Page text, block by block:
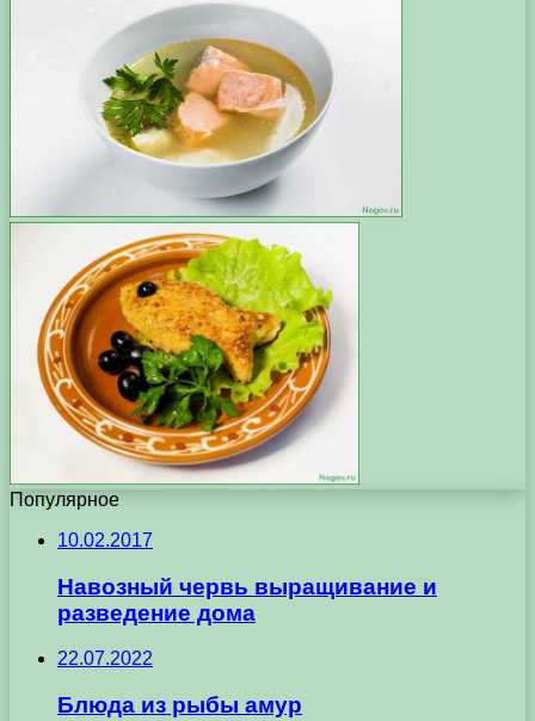
Популярное
10.02.2017
Навозный червь выращивание и
разведение дома
22.07.2022
Блюда из рыбы амур